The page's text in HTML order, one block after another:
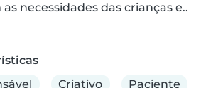
necessidades das crianças e..
Criativo Paciente